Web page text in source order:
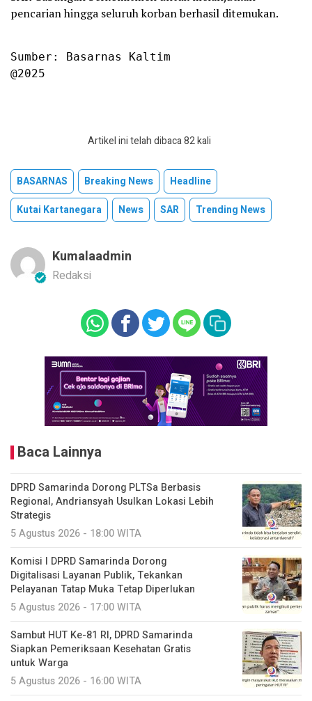
pencarian hingga seluruh korban berhasil ditemukan.
Sumber: Basarnas Kaltim
@2025
Artikel ini telah dibaca 82 kali
BASARNAS Breaking News
Headline
Kutai Kartanegara
News SAR Trending News
Kumalaadmin
Redaksi
Baca Lainnya
DPRD Samarinda Dorong PLTSa Berbasis
Regional, Andriansyah Usulkan Lokasi Lebih
Strategis
5 Agustus 2026 - 18:00 WITA
Komisi I DPRD Samarinda Dorong
Digitalisasi Layanan Publik, Tekankan
Pelayanan Tatap Muka Tetap Diperlukan
5 Agustus 2026 - 17:00 WITA
Sambut HUT Ke-81 RI, DPRD Samarinda
Siapkan Pemeriksaan Kesehatan Gratis
untuk Warga
5 Agustus 2026 - 16:00 WITA